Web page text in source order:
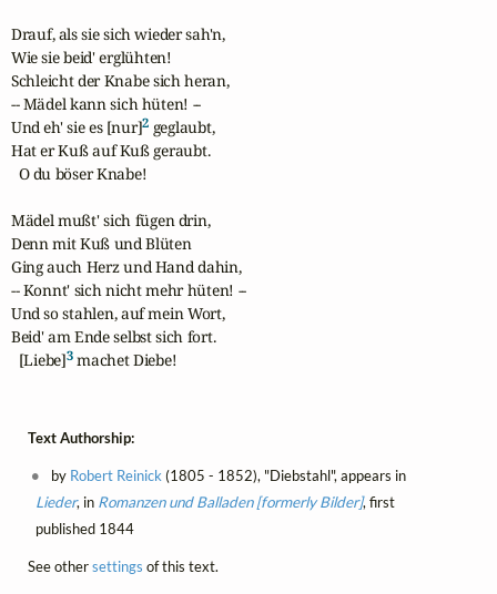
Drauf, als sie sich wieder sah'n,
Wie sie beid' erglühten!
Schleicht der Knabe sich heran,
-- Mädel kann sich hüten! --
Und eh' sie es [nur]2 geglaubt,
Hat er Kuß auf Kuß geraubt.
  O du böser Knabe!
Mädel mußt' sich fügen drin,
Denn mit Kuß und Blüten
Ging auch Herz und Hand dahin,
-- Konnt' sich nicht mehr hüten! --
Und so stahlen, auf mein Wort,
Beid' am Ende selbst sich fort.
  [Liebe]
3 machet Diebe!
Text Authorship:
by Robert Reinick(1805 - 1852), "Diebstahl", appears in
Lieder, in Romanzen und Balladen [formerly Bilder], first
published 1844
See othersettings of this text.